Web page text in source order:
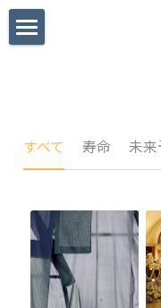
大切な方への贈
パーティ•おもて
私へのご褒美
すべて 寿命 未